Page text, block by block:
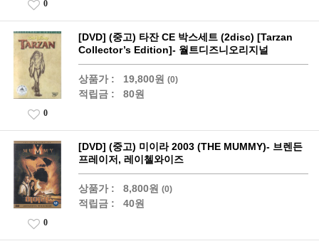
0
[DVD] (중고) 타잔 CE 박스세트 (2disc) [Tarzan
Collector’s Edition]- 월트디즈니오리지널
상품가 : 19,800원 (0)
적립금 : 80원
0
[DVD] (중고) 미이라 2003 (THE MUMMY)- 브렌든
프레이저, 레이첼와이즈
상품가 : 8,800원 (0)
적립금 : 40원
0